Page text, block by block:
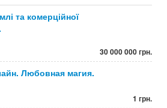
та комерційної
30 000 000 грн.
Любовная магия.
1 грн.